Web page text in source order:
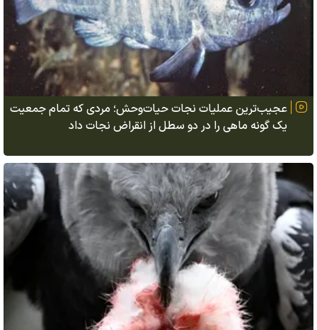
عجیب‌ترین عملیات نجات حیات‌وحش؛ مردی که تمام جمعیت
یک گونه ماهی را در دو سطل از انقراض نجات داد